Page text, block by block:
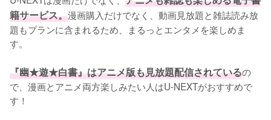
籍サービス。漫画購入だけでなく、動画見放題と雑誌読み放
題もプランに含まれるため、まるっとエンタメを楽しめま
す。
『幽★遊★白書』はアニメ版も見放題配信されているの
で、漫画とアニメ両方楽しみたい人はU-NEXTがおすすめで
す！